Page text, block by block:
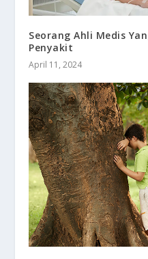
Seorang Ahli Medis
Penyakit
April 11, 2024